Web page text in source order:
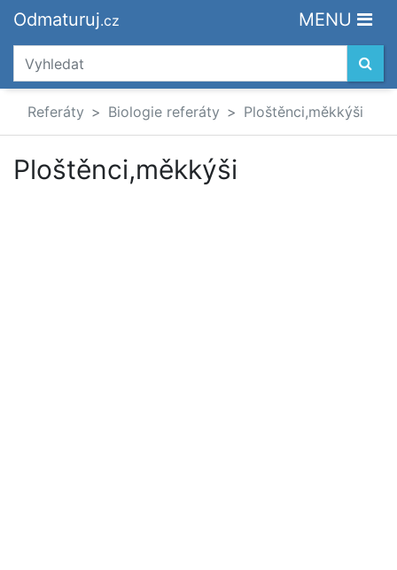
Odmaturuj.cz MENU
Referáty Biologie referáty Ploštěnci,měkkýši
Ploštěnci,měkkýši